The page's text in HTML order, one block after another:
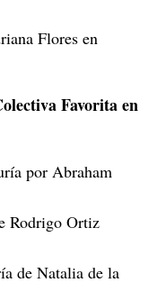
Flores en
Favorita en
por Abraham
Rodrigo Ortiz
de Natalia de la